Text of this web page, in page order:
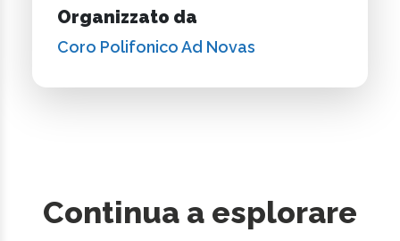
Organizzato da
Coro Polifonico Ad Novas
Continua a esplorare